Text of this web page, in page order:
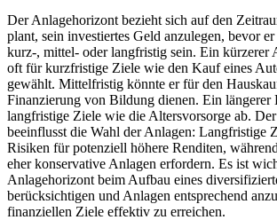
Der Anlagehorizont bezieht sich auf den
plant, sein investiertes Geld anzulegen, bevor
kurz-, mittel- oder langfristig sein. Ein kürzerer
oft für kurzfristige Ziele wie den Kauf eines
gewählt. Mittelfristig könnte er für den
Finanzierung von Bildung dienen. Ein längerer
langfristige Ziele wie die Altersvorsorge ab.
beeinflusst die Wahl der Anlagen: Langfristige
Risiken für potenziell höhere Renditen,
eher konservative Anlagen erfordern. Es ist
Anlagehorizont beim Aufbau eines
berücksichtigen und Anlagen entsprechend
finanziellen Ziele effektiv zu erreichen.